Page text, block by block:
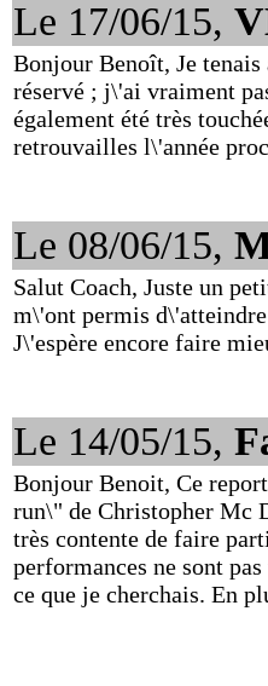
Le 17/06/15,
Bonjour Benoît, Je
réservé ; j\'ai vraiment
également été très
retrouvailles l\'année
Le 08/06/15,
Salut Coach, Juste un
m\'ont permis
J\'espère encore faire
Le 14/05/15,
Bonjour Benoit, Ce
run\" de Christopher Mc
très contente de faire
performances ne sont
ce que je cherchais. En